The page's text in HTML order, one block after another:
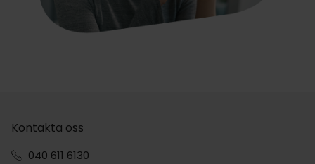
Kontakta oss
040 611 6130